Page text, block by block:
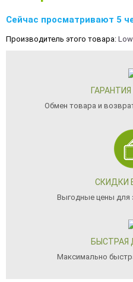
Сейчас просматривают 5
Производитель этого товара:
Обмен товара и
СКИДКИ
Выгодные цены для
БЫСТРАЯ
Максимально